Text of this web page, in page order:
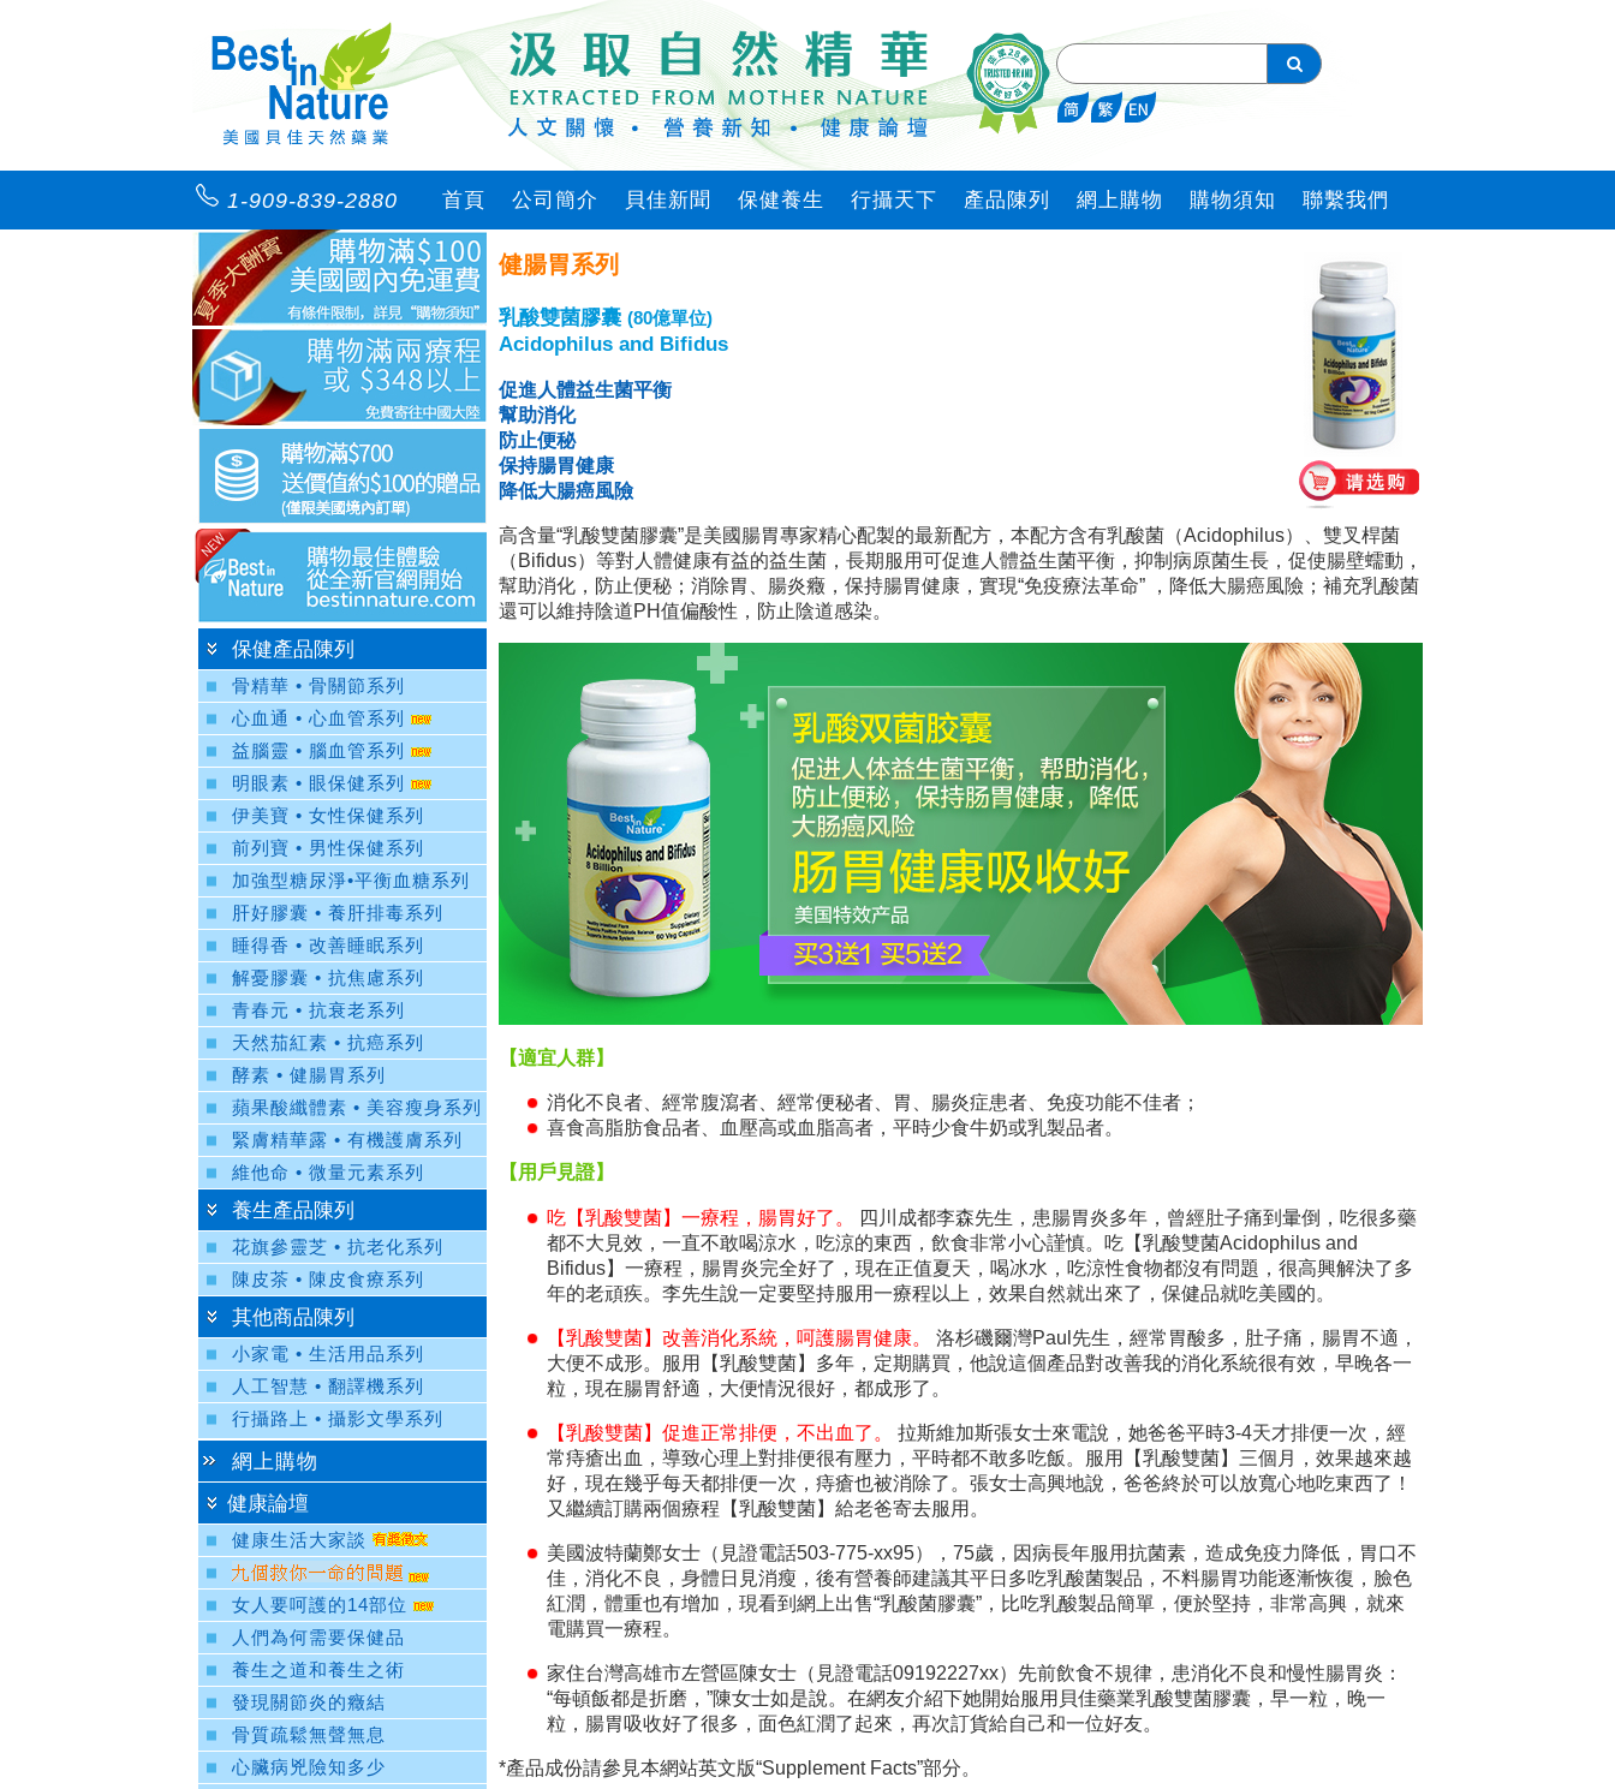
1-909-839-2880 首頁 公司簡介 貝佳新聞 保健養生 行攝天下 產品陳列 網上購物 購物須知 聯繫我們
健腸胃系列
乳酸雙菌膠囊 (80億單位)
Acidophilus and Bifidus
促進人體益生菌平衡
幫助消化
防止便秘
保持腸胃健康
降低大腸癌風險
高含量“乳酸雙菌膠囊”是美國腸胃專家精心配製的最新配方，本配方含有乳酸菌（Acidophilus）、雙叉桿菌
（Bifidus）等對人體健康有益的益生菌，長期服用可促進人體益生菌平衡，抑制病原菌生長，促使腸壁蠕動，
幫助消化，防止便秘；消除胃、腸炎癥，保持腸胃健康，實現“免疫療法革命” ，降低大腸癌風險；補充乳酸菌
還可以維持陰道PH值偏酸性，防止陰道感染。
【適宜人群】
消化不良者、經常腹瀉者、經常便秘者、胃、腸炎症患者、免疫功能不佳者；
喜食高脂肪食品者、血壓高或血脂高者，平時少食牛奶或乳製品者。
【用戶見證】
吃【乳酸雙菌】一療程，腸胃好了。
四川成都李森先生，患腸胃炎多年，曾經肚子痛到暈倒，吃很多藥
都不大見效，一直不敢喝涼水，吃涼的東西，飲食非常小心謹慎。吃【乳酸雙菌Acidophilus and
Bifidus】一療程，腸胃炎完全好了，現在正值夏天，喝冰水，吃涼性食物都沒有問題，很高興解決了多
年的老頑疾。李先生說一定要堅持服用一療程以上，效果自然就出來了，保健品就吃美國的。
【乳酸雙菌】改善消化系統，呵護腸胃健康。 洛杉磯爾灣Paul先生，經常胃酸多，肚子痛，腸胃不適，
大便不成形。服用【乳酸雙菌】多年，定期購買，他說這個產品對改善我的消化系統很有效，早晚各一
粒，現在腸胃舒適，大便情況很好，都成形了。
【乳酸雙菌】促進正常排便，不出血了。 拉斯維加斯張女士來電說，她爸爸平時3-4天才排便一次，經
常痔瘡出血，導致心理上對排便很有壓力，平時都不敢多吃飯。服用【乳酸雙菌】三個月，效果越來越
好，現在幾乎每天都排便一次，痔瘡也被消除了。張女士高興地說，爸爸終於可以放寬心地吃東西了！
又繼續訂購兩個療程【乳酸雙菌】給老爸寄去服用。
美國波特蘭鄭女士（見證電話503-775-xx95），75歲，因病長年服用抗菌素，造成免疫力降低，胃口不
佳，消化不良，身體日見消瘦，後有營養師建議其平日多吃乳酸菌製品，不料腸胃功能逐漸恢復，臉色
紅潤，體重也有增加，現看到網上出售“乳酸菌膠囊”，比吃乳酸製品簡單，便於堅持，非常高興，就來
電購買一療程。
家住台灣高雄市左營區陳女士（見證電話09192227xx）先前飲食不規律，患消化不良和慢性腸胃炎：
“每頓飯都是折磨，”陳女士如是說。在網友介紹下她開始服用貝佳藥業乳酸雙菌膠囊，早一粒，晚一
粒，腸胃吸收好了很多，面色紅潤了起來，再次訂貨給自己和一位好友。
*產品成份請參見本網站英文版“Supplement Facts”部分。
保健產品陳列
骨精華 • 骨關節系列
心血通 • 心血管系列
益腦靈 • 腦血管系列
明眼素 • 眼保健系列
伊美寶 • 女性保健系列
前列寶 • 男性保健系列
加強型糖尿淨•平衡血糖系列
肝好膠囊 • 養肝排毒系列
睡得香 • 改善睡眠系列
解憂膠囊 • 抗焦慮系列
青春元 • 抗衰老系列
天然茄紅素 • 抗癌系列
酵素 • 健腸胃系列
蘋果酸纖體素 • 美容瘦身系列
緊膚精華露 • 有機護膚系列
維他命 • 微量元素系列
養生產品陳列
花旗參靈芝 • 抗老化系列
陳皮茶 • 陳皮食療系列
其他商品陳列
小家電 • 生活用品系列
人工智慧 • 翻譯機系列
行攝路上 • 攝影文學系列
網上購物
健康論壇
健康生活大家談
女人要呵護的14部位
人們為何需要保健品
養生之道和養生之術
發現關節炎的癥結
骨質疏鬆無聲無息
心臟病兇險知多少